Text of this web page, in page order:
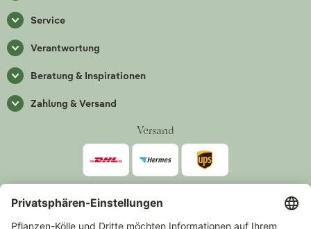
Service
Verantwortung
Beratung & Inspirationen
Zahlung & Versand
Versand
Zahlarten